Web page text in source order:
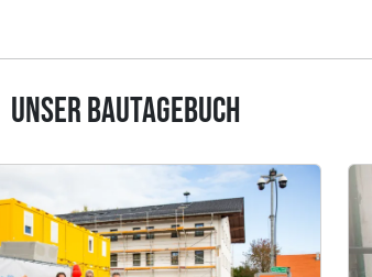
Unser Bautagebuch